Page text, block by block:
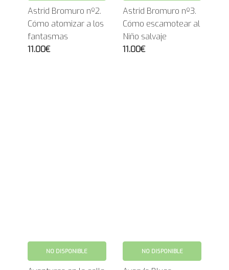
Astrid Bromuro nº2.
Cómo atomizar a los
fantasmas
11.00€
Astrid Bromuro nº3.
Cómo escamotear al
Niño salvaje
11.00€
NO DISPONIBLE NO DISPONIBLE